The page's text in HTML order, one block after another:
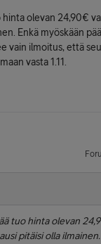
olevan 24,90€
Enkä myöskään
vain ilmoitus, että
vasta 1.11.
tuo hinta olevan
pitäisi olla